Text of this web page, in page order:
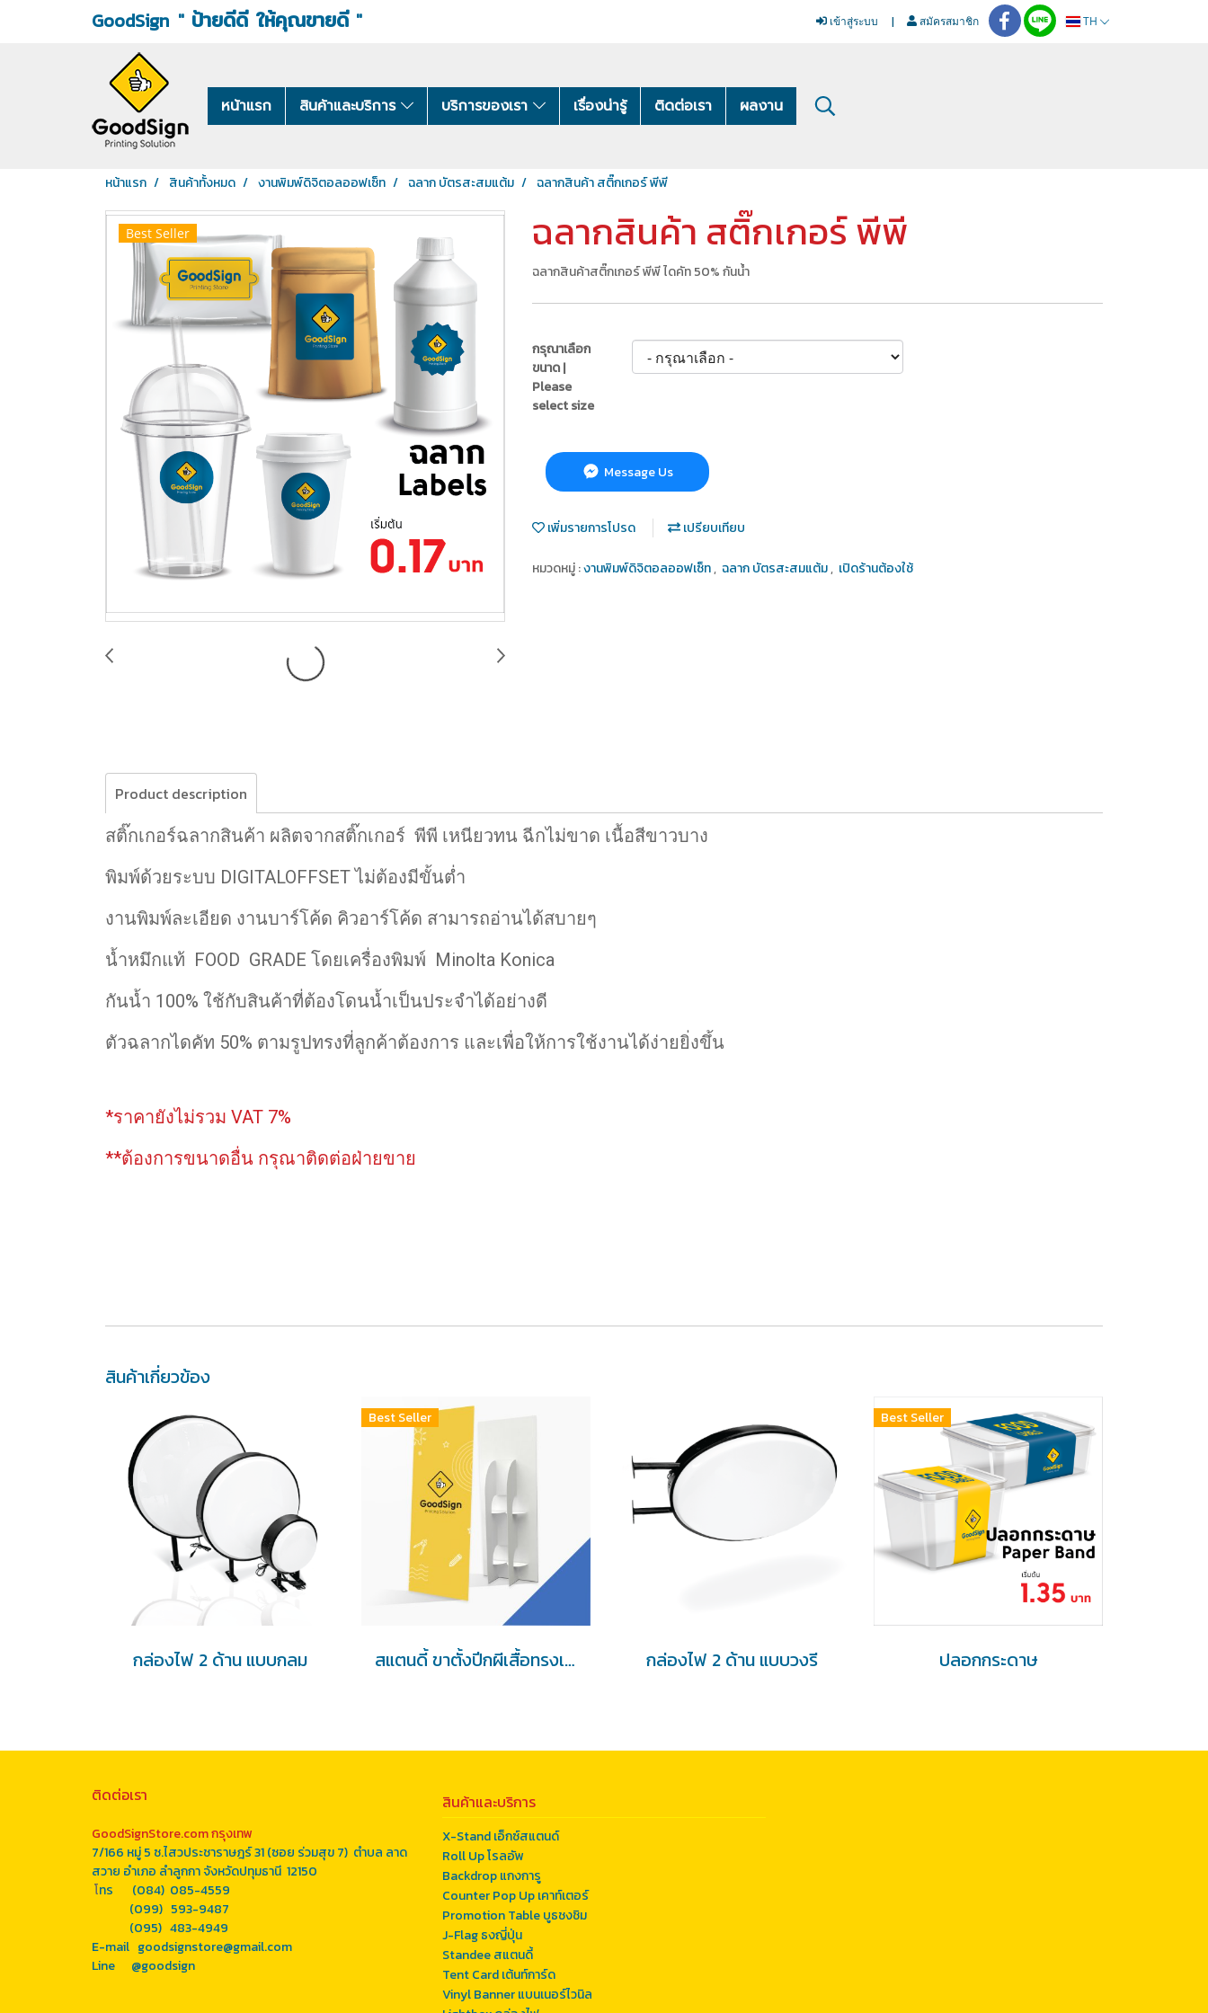
GoodSign " ป้ายดีดี ให้คุณขายดี" เข้าสู่ระบบ สมัครสมาชิก TH
หน้าแรก สินค้าและบริการ บริการของเรา เรื่องน่ารู้ ติดต่อเรา ผลงาน
หน้าแรก สินค้าทั้งหมด งานพิมพ์ดิจิตอลออฟเซ็ท ฉลาก บัตรสะสมแต้ม ฉลากสินค้า สติ๊กเกอร์ พีพี
Best Seller ฉลากสินค้า สติ๊กเกอร์ พีพี
ฉลากสินค้าสติ๊กเกอร์ พีพี ไดคัท 50% กันน้ำ
กรุณาเลือก
ขนาด |
Please
select size
Message Us
เพิ่มรายการโปรด เปรียบเทียบ
หมวดหมู่ :งานพิมพ์ดิจิตอลออฟเซ็ท, ฉลาก บัตรสะสมแต้ม, เปิดร้านต้องใช้
Product description
สติ๊กเกอร์ฉลากสินค้า ผลิตจากสติ๊กเกอร์ พีพี เหนียวทน ฉีกไม่ขาด เนื้อสีขาวบาง
พิมพ์ด้วยระบบ DIGITALOFFSET ไม่ต้องมีขั้นต่ำ
งานพิมพ์ละเอียด งานบาร์โค้ด คิวอาร์โค้ด สามารถอ่านได้สบายๆ
น้ำหมึกแท้ FOOD GRADE โดยเครื่องพิมพ์ Minolta Konica
กันน้ำ 100% ใช้กับสินค้าที่ต้องโดนน้ำเป็นประจำได้อย่างดี
ตัวฉลากไดคัท 50% ตามรูปทรงที่ลูกค้าต้องการ และเพื่อให้การใช้งานได้ง่ายยิ่งขึ้น
*ราคายังไม่รวม VAT 7%
**ต้องการขนาดอื่น กรุณาติดต่อฝ่ายขาย
สินค้าเกี่ยวข้อง
กล่องไฟ 2 ด้าน แบบกลม
Best Seller
สแตนดี้ ขาตั้งปีกผีเสื้อทรงเหลี่ยม (ไม่มีไดคัท) กล่องไฟ 2 ด้าน แบบวงรี
Best Seller
ปลอกกระดาษ
ติดต่อเรา
GoodSignStore.com กรุงเทพ
7/166 หมู่ 5 ซ.ไสวประชาราษฎร์ 31 (ซอย ร่วมสุข 7) ตำบล ลาด
สวาย อำเภอ ลำลูกกา จังหวัดปทุมธานี 12150
โทร (084) 085-4559
(099) 593-9487
(095) 483-4949
E-mail goodsignstore@gmail.com
Line @goodsign
สินค้าและบริการ
X-Stand เอ็กซ์สแตนด์
Roll Up โรลอัพ
Backdrop แกงการู
Counter Pop Up เคาท์เตอร์
Promotion Table บูธชงชิม
J-Flag ธงญี่ปุ่น
Standee สแตนดี้
Tent Card เต้นท์การ์ด
Vinyl Banner แบนเนอร์ไวนิล